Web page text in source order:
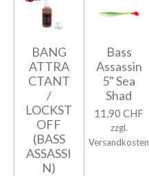
BANG
ATTRA
CTANT
/
LOCKST
OFF
(BASS
ASSASSI
N)
Bass
Assassin
5" Sea
Shad
11,90 CHF
zzgl.
Versandkosten